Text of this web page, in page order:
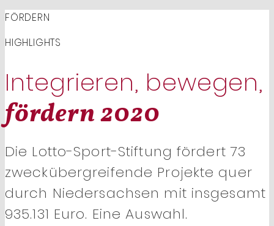
FÖRDERN
HIGHLIGHTS
Integrieren, bewegen,
fördern 2020
Die Lotto-Sport-Stiftung fördert 73
zweckübergreifende Projekte quer
durch Niedersachsen mit insgesamt
935.131 Euro. Eine Auswahl.